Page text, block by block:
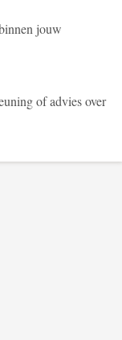
jouw
of advies over